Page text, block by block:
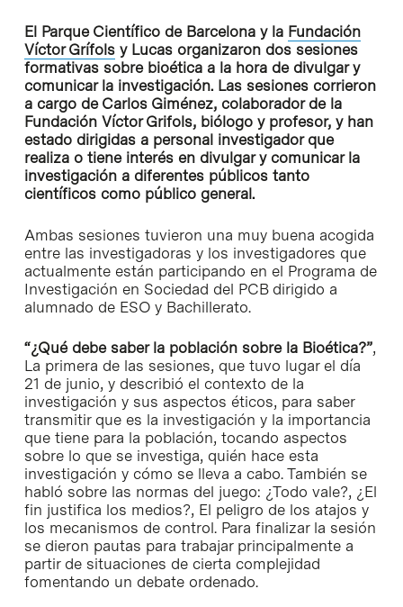
El Parque Científico de Barcelona y la Fundación
Víctor Grífolsy Lucas organizaron dos sesiones
formativas sobre bioética a la hora de divulgar y
comunicar la investigación. Las sesiones corrieron
a cargo de Carlos Giménez, colaborador de la
Fundación Víctor Grifols, biólogo y profesor, y han
estado dirigidas a personal investigador que
realiza o tiene interés en divulgar y comunicar la
investigación a diferentes públicos tanto
científicos como público general.
Ambas sesiones tuvieron una muy buena acogida
entre las investigadoras y los investigadores que
actualmente están participando en el Programa de
Investigación en Sociedad del PCB dirigido a
alumnado de ESO y Bachillerato.
“¿Qué debe saber la población sobre la Bioética?”,
La primera de las sesiones, que tuvo lugar el día
21 de junio, y describió el contexto de la
investigación y sus aspectos éticos, para saber
transmitir que es la investigación y la importancia
que tiene para la población, tocando aspectos
sobre lo que se investiga, quién hace esta
investigación y cómo se lleva a cabo. También se
habló sobre las normas del juego: ¿Todo vale?, ¿El
fin justifica los medios?, El peligro de los atajos y
los mecanismos de control. Para finalizar la sesión
se dieron pautas para trabajar principalmente a
partir de situaciones de cierta complejidad
fomentando un debate ordenado.